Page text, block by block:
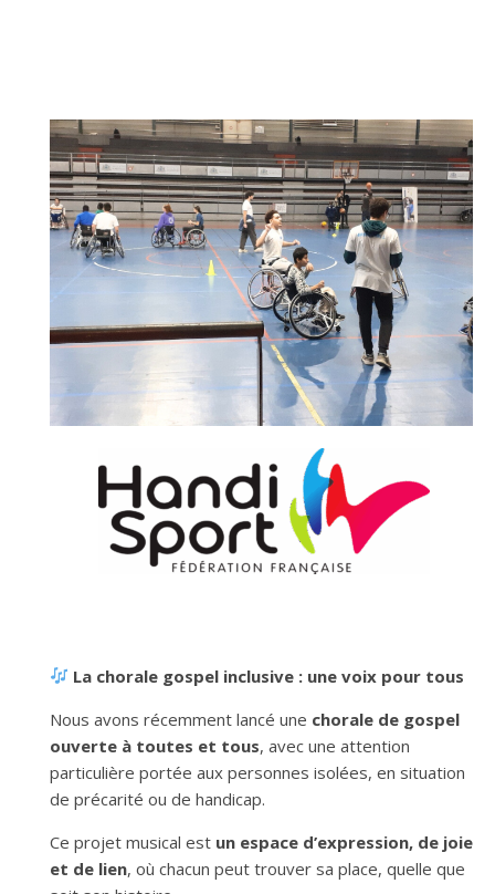
La chorale gospel inclusive : une voix pour tous
Nous avons récemment lancé une chorale de gospel
ouverte à toutes et tous, avec une attention
particulière portée aux personnes isolées, en situation
de précarité ou de handicap.
Ce projet musical est un espace d’expression, de joie
et de lien, où chacun peut trouver sa place, quelle que